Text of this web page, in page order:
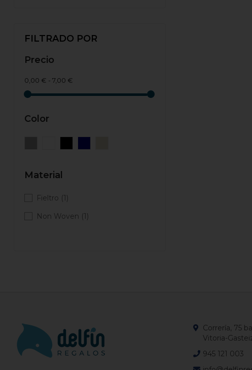
FILTRADO POR
Precio
0,00 € - 7,00 €
Color
Material
Fieltro (1)
Non Woven (1)
Correría, 75
Vitoria-
945 121 003